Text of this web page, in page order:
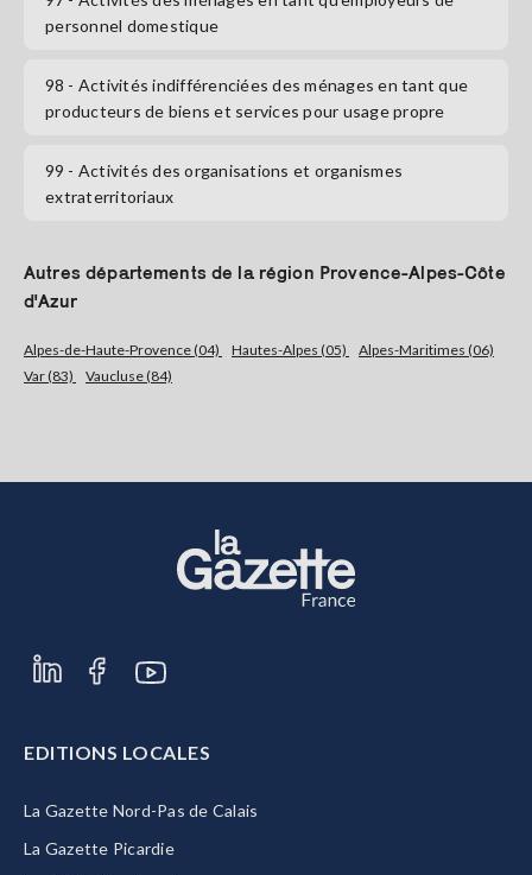
personnel domestique
98 - Activités indifférenciées des ménages en tant que
producteurs de biens et services pour usage propre
99 - Activités des organisations et organismes
extraterritoriaux
Autres départements de la région Provence-Alpes-Côte
d'Azur
Alpes-de-Haute-Provence (04) Hautes-Alpes (05)
Alpes-Maritimes (06)
Var (83)
Vaucluse (84)
EDITIONS LOCALES
La Gazette Nord-Pas de Calais
La Gazette Picardie